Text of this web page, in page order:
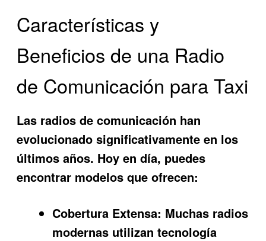
Características y
Beneficios de una Radio
de Comunicación para Taxi
Las radios de comunicación han
evolucionado significativamente en los
últimos años. Hoy en día, puedes
encontrar modelos que ofrecen:
Cobertura Extensa: Muchas radios
modernas utilizan tecnología